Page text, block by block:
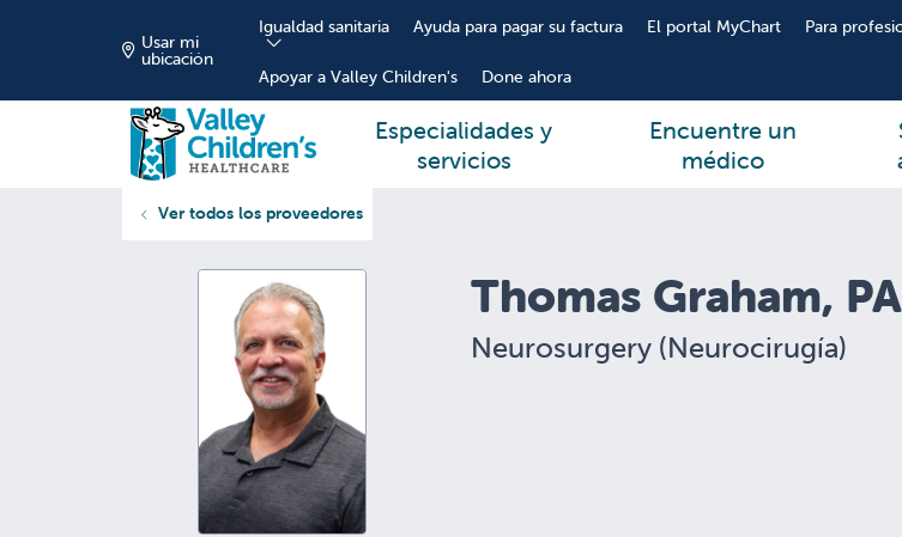
Usar mi
ubicación
Igualdad sanitaria Ayuda para pagar su factura El portal MyChart Para
Apoyar a Valley Children's Done ahora
Especialidades y
servicios
Encuentre un
médico
Ver todos los proveedores
Thomas Graham,
Neurosurgery (Neurocirugía)